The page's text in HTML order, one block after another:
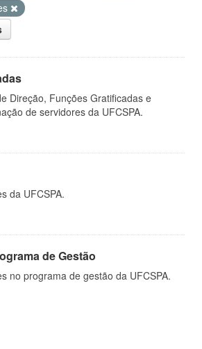
Direção, Funções Gratificadas e
de servidores da UFCSPA.
da UFCSPA.
de Gestão
no programa de gestão da UFCSPA.